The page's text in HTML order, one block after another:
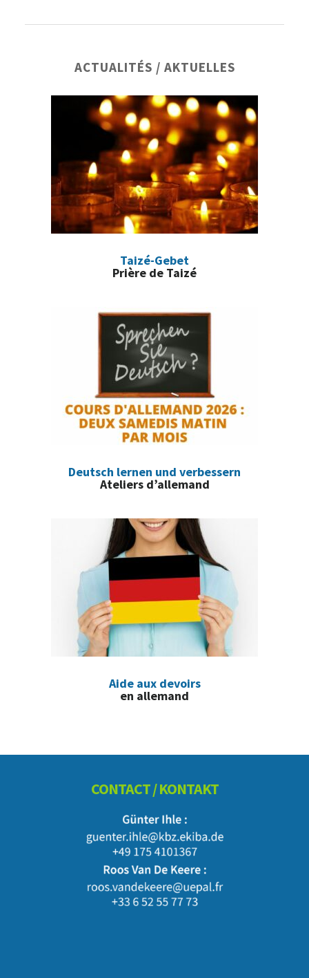
principale
ACTUALITÉS / AKTUELLES
Taizé-Gebet
Prière de Taizé
Deutsch lernen und verbessern
Ateliers d’allemand
Aide aux devoirs
en allemand
CONTACT / KONTAKT